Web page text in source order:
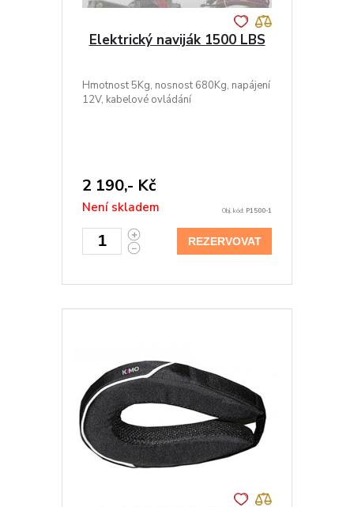
Elektrický naviják 1500 LBS
Hmotnost 5Kg, nosnost 680Kg, napájení
12V, kabelové ovládání
2 190,- Kč
Není skladem Obj. kód: P1500-1
REZERVOVAT